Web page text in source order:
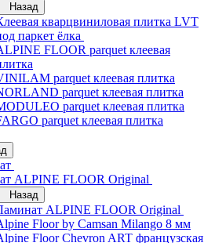
Назад
кварцвиниловая плитка LVT
паркет ёлка
FLOOR parquet клеевая
parquet клеевая плитка
parquet клеевая плитка
parquet клеевая плитка
parquet клеевая плитка
ALPINE FLOOR Original
Назад
ALPINE FLOOR Original
Floor by Camsan Milango 8 мм
Floor Chevron ART французская